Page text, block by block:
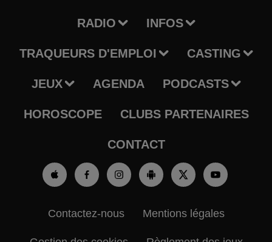
RADIO INFOS
TRAQUEURS D'EMPLOI CASTING
JEUX AGENDA PODCASTS
HOROSCOPE CLUBS PARTENAIRES
CONTACT
Contactez-nous Mentions légales